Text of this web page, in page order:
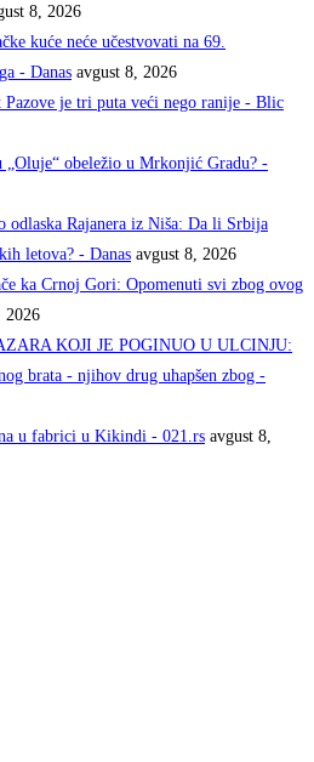
8, 2026
kuće neće učestvovati na 69.
- Danas avgust 8, 2026
Pazove je tri puta veći nego ranije - Blic
„Oluje“ obeležio u Mrkonjić Gradu? -
odlaska Rajanera iz Niša: Da li Srbija
letova? - Danas avgust 8, 2026
ka Crnoj Gori: Opomenuti svi zbog ovog
2026
KOJI JE POGINUO U ULCINJU:
brata - njihov drug uhapšen zbog -
u fabrici u Kikindi - 021.rs avgust 8,